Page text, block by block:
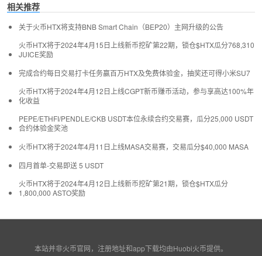
相关推荐
关于火币HTX将支持BNB Smart Chain（BEP20）主网升级的公告
火币HTX将于2024年4月15日上线新币挖矿第22期，锁仓$HTX瓜分768,310
JUICE奖励
完成合约每日交易打卡任务赢百万HTX及免费体验金，抽奖还可得小米SU7
火币HTX将于2024年4月12日上线CGPT新币赚币活动，参与享高达100%年
化收益
PEPE/ETHFI/PENDLE/CKB USDT本位永续合约交易赛，瓜分25,000 USDT
合约体验金奖池
火币HTX将于2024年4月11日上线MASA交易赛，交易瓜分$40,000 MASA
四月首单-交易即送 5 USDT
火币HTX将于2024年4月12日上线新币挖矿第21期，锁仓$HTX瓜分
1,800,000 ASTO奖励
本站并非火币官网，注册地址和app下载均由Huobi火币提供。